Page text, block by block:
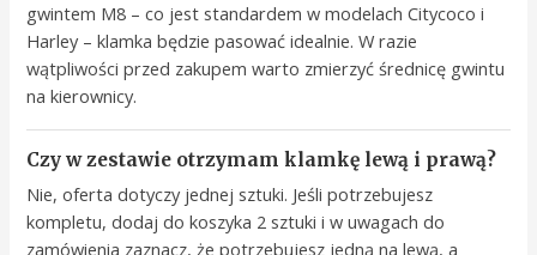
gwintem M8 – co jest standardem w modelach Citycoco i
Harley – klamka będzie pasować idealnie. W razie
wątpliwości przed zakupem warto zmierzyć średnicę gwintu
na kierownicy.
Czy w zestawie otrzymam klamkę lewą i prawą?
Nie, oferta dotyczy jednej sztuki. Jeśli potrzebujesz
kompletu, dodaj do koszyka 2 sztuki i w uwagach do
zamówienia zaznacz, że potrzebujesz jedną na lewą, a